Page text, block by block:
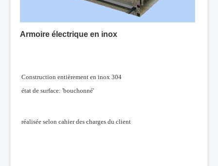
Armoire électrique en inox
Construction entièrement en inox 304
état de surface: 'bouchonné'
réalisée selon cahier des charges du client